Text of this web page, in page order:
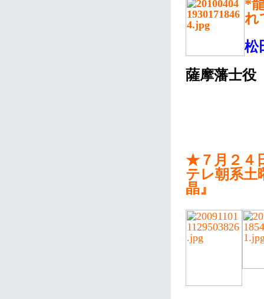
*
れ
松
薩摩藩士役
★７月２４
テレ朝系
晶』